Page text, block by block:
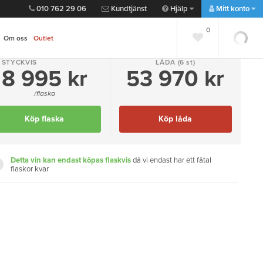
010 762 29 06 Kundtjänst Hjälp Mitt konto
Om oss Outlet
0
0
Lägg till favorit Dela
STYCKVIS
8 995 kr
/flaska
Köp flaska
LÅDA (6 st)
53 970 kr
Köp låda
Detta vin kan endast köpas flaskvisdå vi endast har ett fåtal
flaskor kvar
""